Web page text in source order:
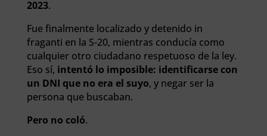
2023.
Fue finalmente localizado y detenido in
fraganti en la S-20, mientras conducía como
cualquier otro ciudadano respetuoso de la ley.
Eso sí, intentó lo imposible: identificarse con
un DNI que no era el suyo, y negar ser la
persona que buscaban.
Pero no coló.